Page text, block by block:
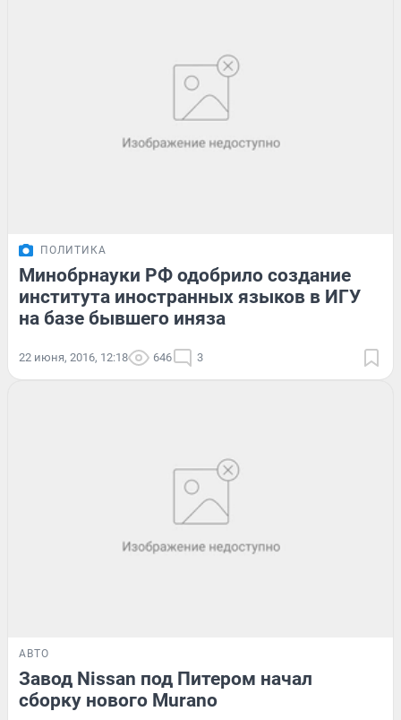
ПОЛИТИКА
Минобрнауки РФ одобрило создание
института иностранных языков в ИГУ
на базе бывшего иняза
22 июня, 2016, 12:18 646 3
АВТО
Завод Nissan под Питером начал
сборку нового Murano